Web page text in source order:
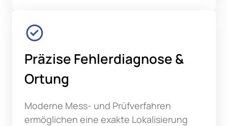
Präzise Fehlerdiagnose &
Ortung
Moderne Mess- und Prüfverfahren
ermöglichen eine exakte Lokalisierung